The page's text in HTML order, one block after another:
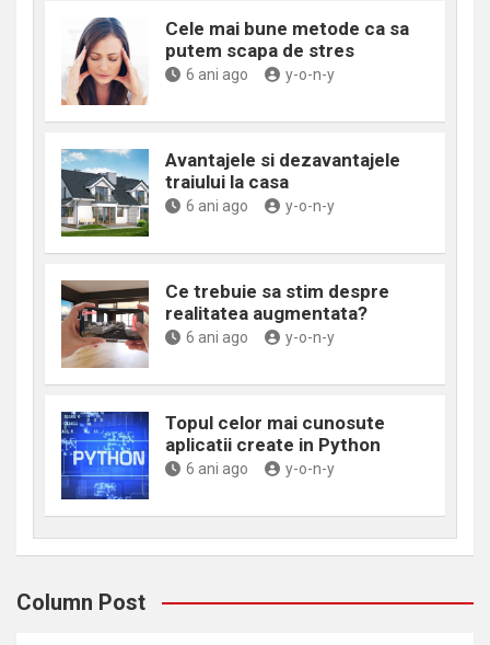
Cele mai bune metode ca sa
putem scapa de stres
6 ani ago y-o-n-y
Avantajele si dezavantajele
traiului la casa
6 ani ago y-o-n-y
Ce trebuie sa stim despre
realitatea augmentata?
6 ani ago y-o-n-y
Topul celor mai cunosute
aplicatii create in Python
6 ani ago y-o-n-y
Column Post